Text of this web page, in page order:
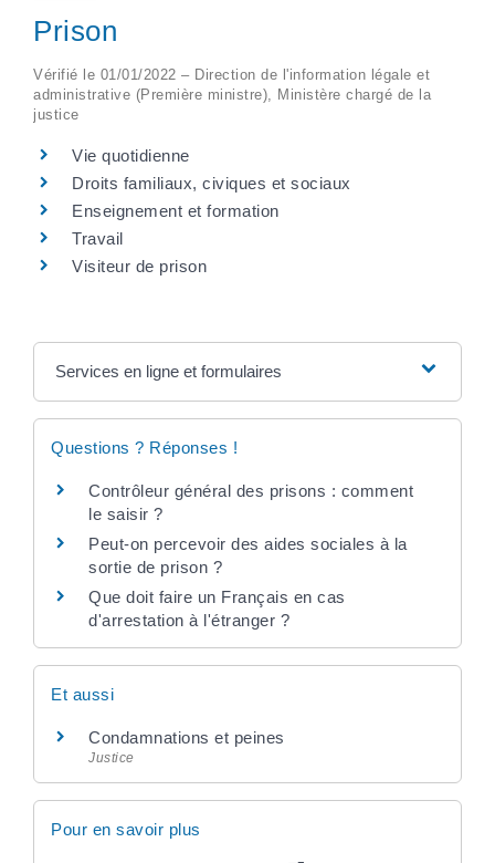
Prison
Vérifié le 01/01/2022 – Direction de l'information légale et
administrative (Première ministre), Ministère chargé de la
justice
Vie quotidienne
Droits familiaux, civiques et sociaux
Enseignement et formation
Travail
Visiteur de prison
Services en ligne et formulaires
Questions ? Réponses !
Contrôleur général des prisons : comment
le saisir ?
Peut-on percevoir des aides sociales à la
sortie de prison ?
Que doit faire un Français en cas
d'arrestation à l'étranger ?
Et aussi
Condamnations et peines
Justice
Pour en savoir plus